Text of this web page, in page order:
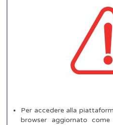
Per accedere alla
browser aggiornato